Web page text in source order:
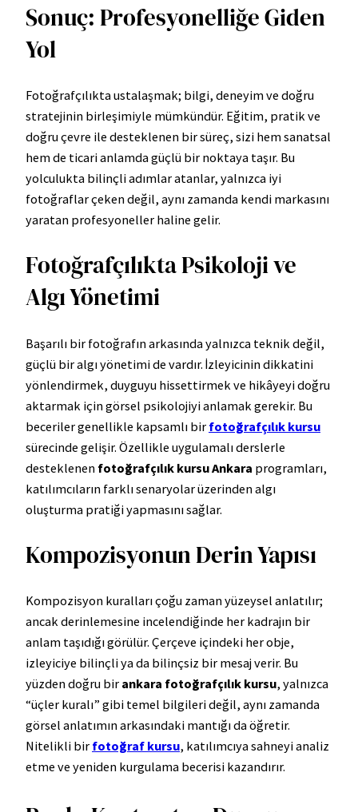
Sonuç: Profesyonelliğe Giden
Yol
Fotoğrafçılıkta ustalaşmak; bilgi, deneyim ve doğru
stratejinin birleşimiyle mümkündür. Eğitim, pratik ve
doğru çevre ile desteklenen bir süreç, sizi hem sanatsal
hem de ticari anlamda güçlü bir noktaya taşır. Bu
yolculukta bilinçli adımlar atanlar, yalnızca iyi
fotoğraflar çeken değil, aynı zamanda kendi markasını
yaratan profesyoneller haline gelir.
Fotoğrafçılıkta Psikoloji ve
Algı Yönetimi
Başarılı bir fotoğrafın arkasında yalnızca teknik değil,
güçlü bir algı yönetimi de vardır. İzleyicinin dikkatini
yönlendirmek, duyguyu hissettirmek ve hikâyeyi doğru
aktarmak için görsel psikolojiyi anlamak gerekir. Bu
beceriler genellikle kapsamlı bir fotoğrafçılık kursu
sürecinde gelişir. Özellikle uygulamalı derslerle
desteklenen fotoğrafçılık kursu Ankara programları,
katılımcıların farklı senaryolar üzerinden algı
oluşturma pratiği yapmasını sağlar.
Kompozisyonun Derin Yapısı
Kompozisyon kuralları çoğu zaman yüzeysel anlatılır;
ancak derinlemesine incelendiğinde her kadrajın bir
anlam taşıdığı görülür. Çerçeve içindeki her obje,
izleyiciye bilinçli ya da bilinçsiz bir mesaj verir. Bu
yüzden doğru bir ankara fotoğrafçılık kursu, yalnızca
“üçler kuralı” gibi temel bilgileri değil, aynı zamanda
görsel anlatımın arkasındaki mantığı da öğretir.
Nitelikli bir fotoğraf kursu, katılımcıya sahneyi analiz
etme ve yeniden kurgulama becerisi kazandırır.